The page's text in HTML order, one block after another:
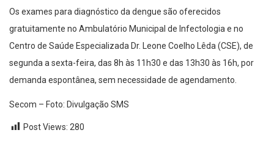
Os exames para diagnóstico da dengue são oferecidos
gratuitamente no Ambulatório Municipal de Infectologia e no
Centro de Saúde Especializada Dr. Leone Coelho Lêda (CSE), de
segunda a sexta-feira, das 8h às 11h30 e das 13h30 às 16h, por
demanda espontânea, sem necessidade de agendamento.
Secom – Foto: Divulgação SMS
Post Views: 280